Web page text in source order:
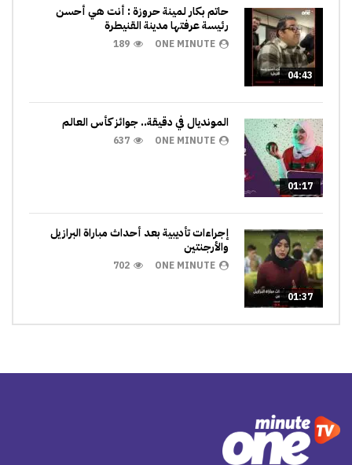
04:43
حاتم بكار لمينة حروزة : أنت هي أحسن
رئيسة عرفتها مدينة القنيطرة
ONE MINUTE
189
01:17
المونديال في دقيقة.. جوائز كأس العالم
ONE MINUTE
637
01:37
إجراءات تأديبية بعد أحداث مباراة البرازيل
والأرجنتين
ONE MINUTE
702